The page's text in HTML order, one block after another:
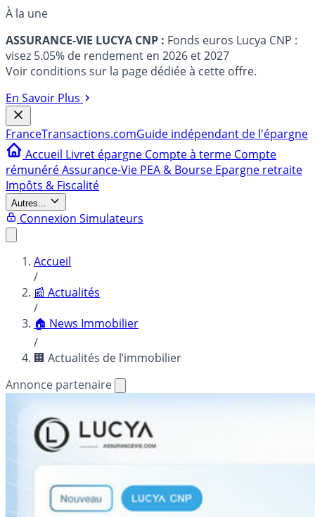
À la une
ASSURANCE-VIE LUCYA CNP : Fonds euros Lucya CNP :
visez 5.05% de rendement en 2026 et 2027
Voir conditions sur la page dédiée à cette offre.
En Savoir Plus
FranceTransactions.comGuide indépendant de l'épargne
Accueil Livret épargne Compte à terme Compte
rémunéréAssurance-Vie PEA & Bourse Epargne retraite
Impôts & Fiscalité
Autres...
Connexion Simulateurs
Accueil
/
📰 Actualités
/
🏠 News Immobilier
/
🏢 Actualités de l’immobilier
Annonce partenaire